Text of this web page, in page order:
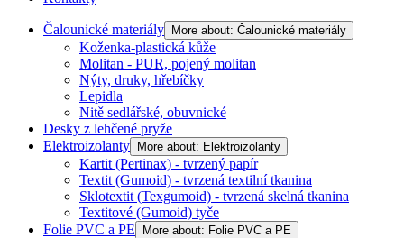
Čalounické materiály More about: Čalounické materiály
Koženka-plastická kůže
Molitan - PUR, pojený molitan
Nýty, druky, hřebíčky
Lepidla
Nitě sedlářské, obuvnické
Desky z lehčené pryže
Elektroizolanty More about: Elektroizolanty
Kartit (Pertinax) - tvrzený papír
Textit (Gumoid) - tvrzená textilní tkanina
Sklotextit (Texgumoid) - tvrzená skelná tkanina
Textitové (Gumoid) tyče
Folie PVC a PE
More about: Folie PVC a PE